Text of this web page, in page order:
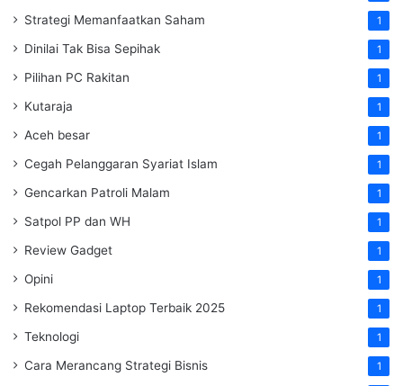
Strategi Memanfaatkan Saham 1
Dinilai Tak Bisa Sepihak 1
Pilihan PC Rakitan 1
Kutaraja 1
Aceh besar 1
Cegah Pelanggaran Syariat Islam 1
Gencarkan Patroli Malam 1
Satpol PP dan WH 1
Review Gadget 1
Opini 1
Rekomendasi Laptop Terbaik 2025 1
Teknologi 1
Cara Merancang Strategi Bisnis 1